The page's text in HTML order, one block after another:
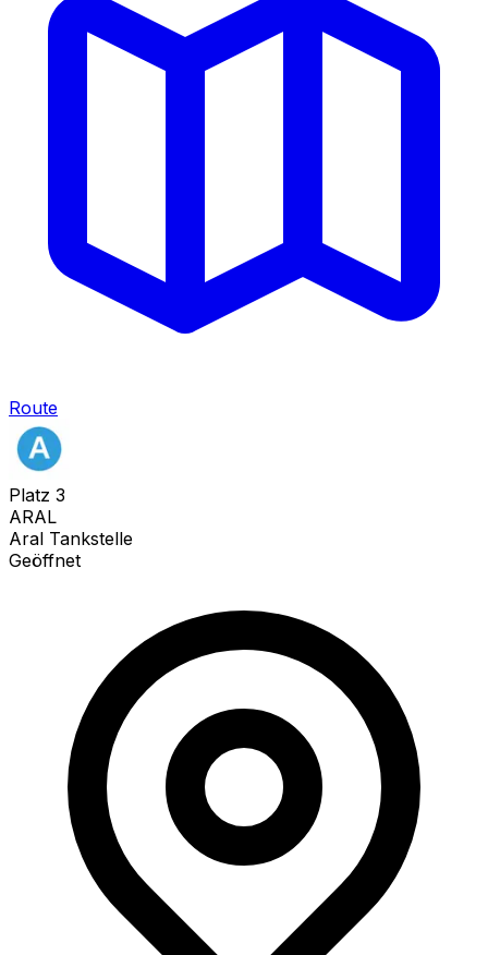
Route
Platz 3
ARAL
Aral Tankstelle
Geöffnet